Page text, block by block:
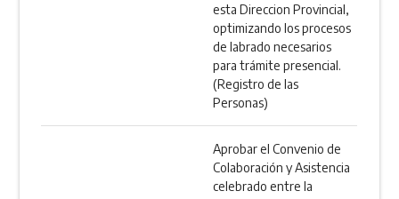
esta Direccion Provincial,
optimizando los procesos
de labrado necesarios
para trámite presencial.
(Registro de las
Personas)
Aprobar el Convenio de
Colaboración y Asistencia
celebrado entre la